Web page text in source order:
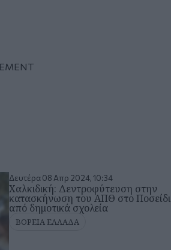
Δευτέρα 08 Απρ 2024, 10:34
Χαλκιδική: Δεντροφύτευση στην
κατασκήνωση του ΑΠΘ στο Ποσείδι
από δημοτικά σχολεία
ΒΟΡΕΙΑ ΕΛΛΑΔΑ